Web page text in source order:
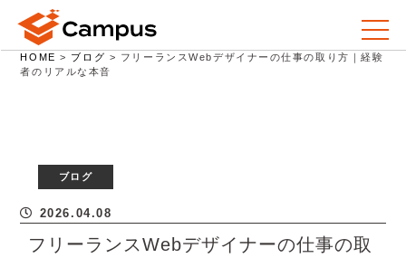
HOME > ブログ > フリーランスWebデザイナーの仕事の取り方｜経験
者のリアルな本音
ブログ
2026.04.08
フリーランスWebデザイナーの仕事の取